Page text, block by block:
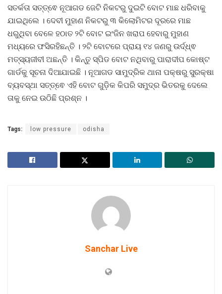
ସତର୍କତା ସତ୍ତ୍ଵେ ନୂଆଗଡ ଜେଟି ନିକଟରୁ ଦୁଇଟି ବୋଟ ମାଛ ଧରିବାକୁ
ଯାଇଥିଲେ । ଦେବୀ ମୁହାଣ ନିକଟରୁ ୩ କିଲୋମିଟର ଦୂରରେ ମାଛ
ଧରୁଥିବା ବେଳେ ହଠାତ ୨ଟି ବୋଟ ଇଂଜିନ ଖରାପ ହେବାରୁ ମୁହାଣ
ମଧ୍ୟରେ ଫସିରହିଛନ୍ତି । ୨ଟି ବୋଟରେ ପ୍ରାୟ ୧୪ ଜଣରୁ ଉର୍ଦ୍ଧ୍ଵ
ମତ୍ସ୍ୟଜୀବୀ ଅଛନ୍ତି । କିନ୍ତୁ ସ୍ପିଡ ବୋଟ ନଥିବାରୁ ପାରାଦୀପ କୋଷ୍ଟ
ଗାର୍ଡକୁ ସୂଚନା ଦିଆଯାଇଛି । ନୂଆଗଡ ସାମୁଦ୍ରିକ ଥାନା ପକ୍ଷରୁ ସୁରକ୍ଷା
ବ୍ୟବସ୍ଥା ସତ୍ତ୍ଵେ ଏହି ବୋଟ ଗୁଡ଼ିକ କିପରି ସମୁଦ୍ର ଭିତରକୁ ଦେଲେ
ତାକୁ ନେଇ ଉଠିଛି ପ୍ରଶ୍ନ ।
Tags: low pressure odisha
Sanchar Live